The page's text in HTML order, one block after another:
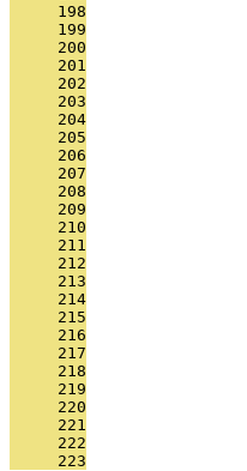
     198
     199
     200
     201
     202
     203
     204
     205
     206
     207
     208
     209
     210
     211
     212
     213
     214
     215
     216
     217
     218
     219
     220
     221
     222
     223